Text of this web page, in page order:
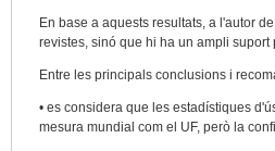
En base a aquests resultats, a l'autor
revistes, sinó que hi ha un ampli
Entre les principals conclusions i
• es considera que les estadístiques
mesura mundial com el UF, però la